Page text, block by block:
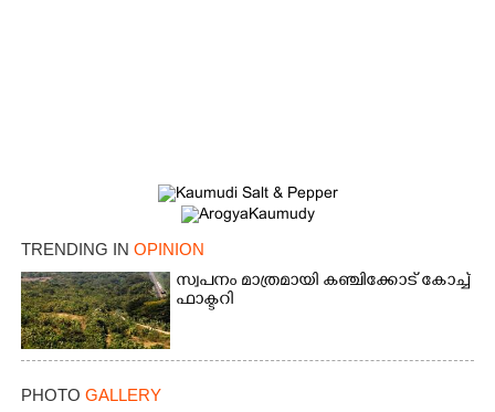
TRENDING IN OPINION
സ്വപനം മാത്രമായി കഞ്ചിക്കോട് കോച്ച്
ഫാക്ടറി
PHOTO GALLERY